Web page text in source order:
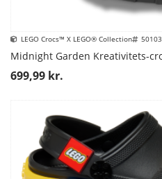
LEGO Crocs™ X LEGO® Collection
Midnight Garden Kreativitets-
699,99 kr.